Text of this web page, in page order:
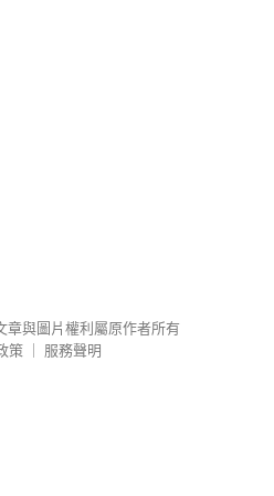
章與圖片權利屬原作者所有
策
服務聲明